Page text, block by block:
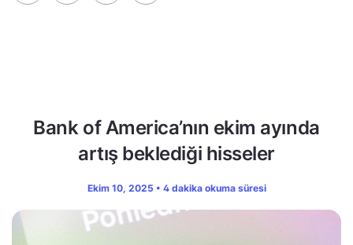
Bank of America’nın ekim ayında
artış beklediği hisseler
Ekim 10, 2025 • 4 dakika okuma süresi